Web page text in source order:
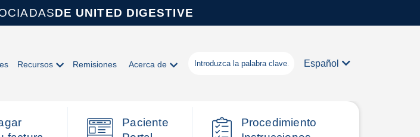
DE UNITED DIGESTIVE
Recursos Remisiones Acerca de Español
Paciente
Procedimiento